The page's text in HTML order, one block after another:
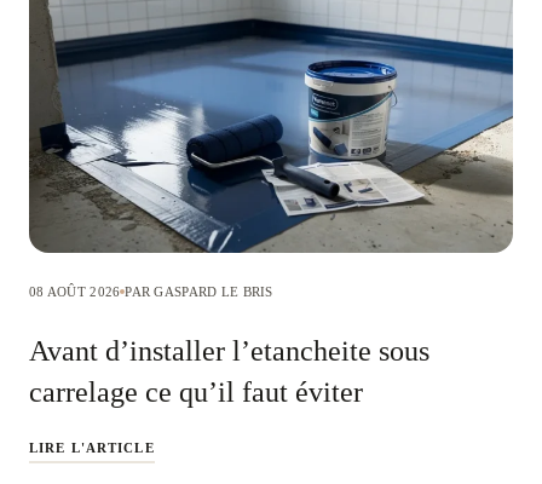
08 AOÛT 2026 PAR GASPARD LE BRIS
Avant d’installer l’etancheite sous
carrelage ce qu’il faut éviter
LIRE L'ARTICLE